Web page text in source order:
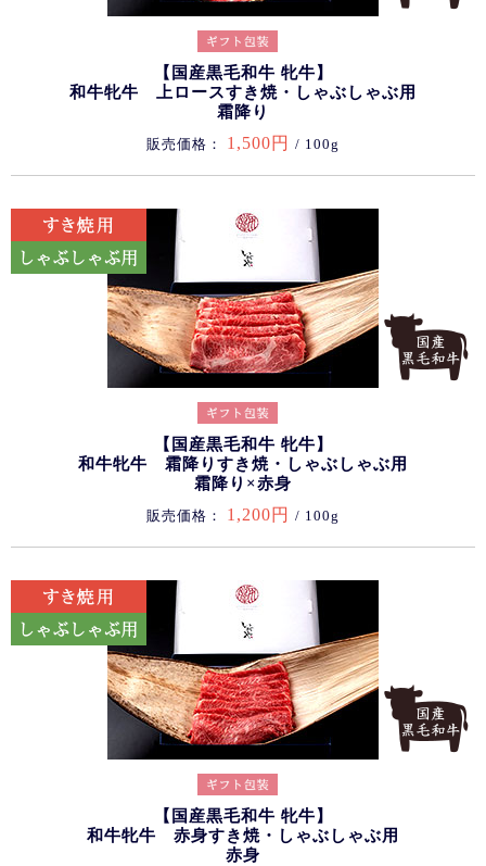
【国産黒毛和牛 牝牛】
和牛牝牛 上ロースすき焼・しゃぶしゃぶ用
霜降り
販売価格： 1,500円 / 100g
【国産黒毛和牛 牝牛】
和牛牝牛 霜降りすき焼・しゃぶしゃぶ用
霜降り×赤身
販売価格： 1,200円 / 100g
【国産黒毛和牛 牝牛】
和牛牝牛 赤身すき焼・しゃぶしゃぶ用
赤身